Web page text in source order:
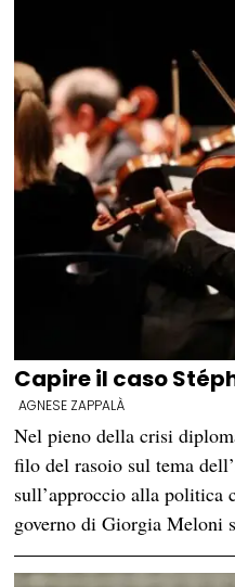
Capire il caso
AGNESE ZAPPALÀ
Nel pieno della crisi
filo del rasoio sul tema
sull’approccio alla politica
governo di Giorgia Meloni